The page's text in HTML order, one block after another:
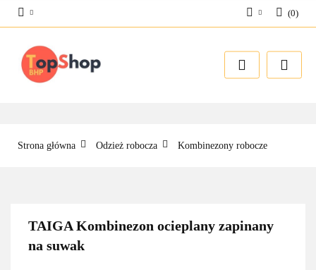
Zarejestruj się
(0)
Strona główna Odzież robocza Kombinezony robocze
TAIGA Kombinezon ocieplany zapinany
na suwak